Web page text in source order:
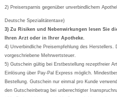
Vertrag widerrufen
Newsletteranmeldung
Formoline
Wick
Eucerin
Basica
2) Preisersparnis gegenüber unverbindlichem
Deutsche Spezialitätentaxe)
3) Zu Risiken und Nebenwirkungen lesen Sie
Ihren Arzt oder in Ihrer Apotheke.
4) Unverbindliche Preisempfehlung des Herstellers.
vorgeschriebene Mehrwertsteuer.
5) Gutschein gültig bei Erstbestellung rezeptfreier
Einlösung über Pay-Pal Express möglich.
Bestellung. Gutschein nur einmal pro Kunde
den Gutscheinbetrag bei unberechtigter